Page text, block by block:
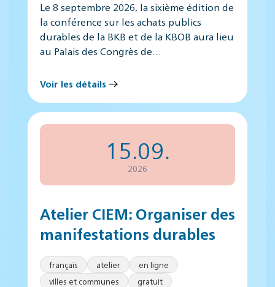
Le 8 septembre 2026, la sixième édition de
la conférence sur les achats publics
durables de la BKB et de la KBOB aura lieu
au Palais des Congrès de…
Voir les détails
15.09.
2026
Atelier CIEM: Organiser des
manifestations durables
français atelier
en ligne
villes et communes
gratuit